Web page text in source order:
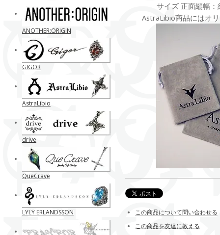
サイズ 正面縦幅：
AstraLibio商品にはオ
この商品について問い合わせる
この商品を友達に教える
ANOTHER:ORIGIN
GIGOR
AstraLibio
drive
QueCrave
LYLY ERLANDSSON